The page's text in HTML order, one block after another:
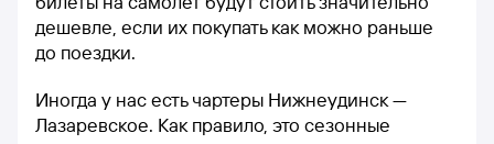
дешевле, если их покупать как можно раньше
до поездки.
Иногда у нас есть чартеры Нижнеудинск —
Лазаревское. Как правило, это сезонные